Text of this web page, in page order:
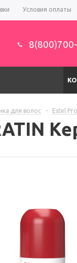
Условия оплаты
для волос - Estel